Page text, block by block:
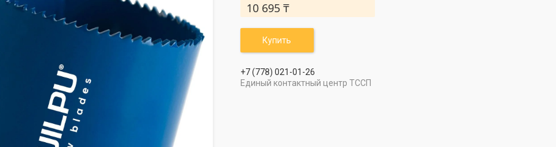
10 695 ₸
Купить
+7 (778) 021-01-26
Единый контактный центр ТССП